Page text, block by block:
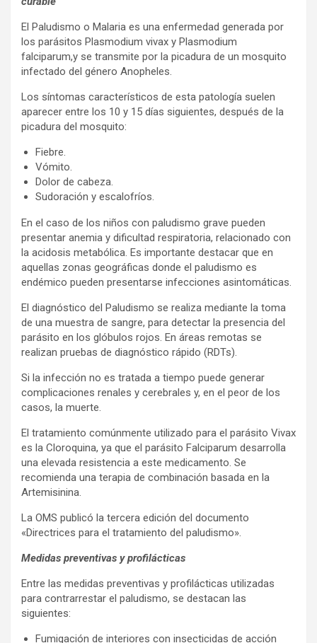
El Paludismo o Malaria es una enfermedad generada por
los parásitos Plasmodium vivax y Plasmodium
falciparum,y se transmite por la picadura de un mosquito
infectado del género Anopheles.
Los síntomas característicos de esta patología suelen
aparecer entre los 10 y 15 días siguientes, después de la
picadura del mosquito:
Fiebre.
Vómito.
Dolor de cabeza.
Sudoración y escalofríos.
En el caso de los niños con paludismo grave pueden
presentar anemia y dificultad respiratoria, relacionado con
la acidosis metabólica. Es importante destacar que en
aquellas zonas geográficas donde el paludismo es
endémico pueden presentarse infecciones asintomáticas.
El diagnóstico del Paludismo se realiza mediante la toma
de una muestra de sangre, para detectar la presencia del
parásito en los glóbulos rojos. En áreas remotas se
realizan pruebas de diagnóstico rápido (RDTs).
Si la infección no es tratada a tiempo puede generar
complicaciones renales y cerebrales y, en el peor de los
casos, la muerte.
El tratamiento comúnmente utilizado para el parásito Vivax
es la Cloroquina, ya que el parásito Falciparum desarrolla
una elevada resistencia a este medicamento. Se
recomienda una terapia de combinación basada en la
Artemisinina.
La OMS publicó la tercera edición del documento
«Directrices para el tratamiento del paludismo».
Medidas preventivas y profilácticas
Entre las medidas preventivas y profilácticas utilizadas
para contrarrestar el paludismo, se destacan las
siguientes:
Fumigación de interiores con insecticidas de acción